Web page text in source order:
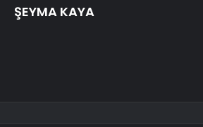
ŞEYMA KAYA